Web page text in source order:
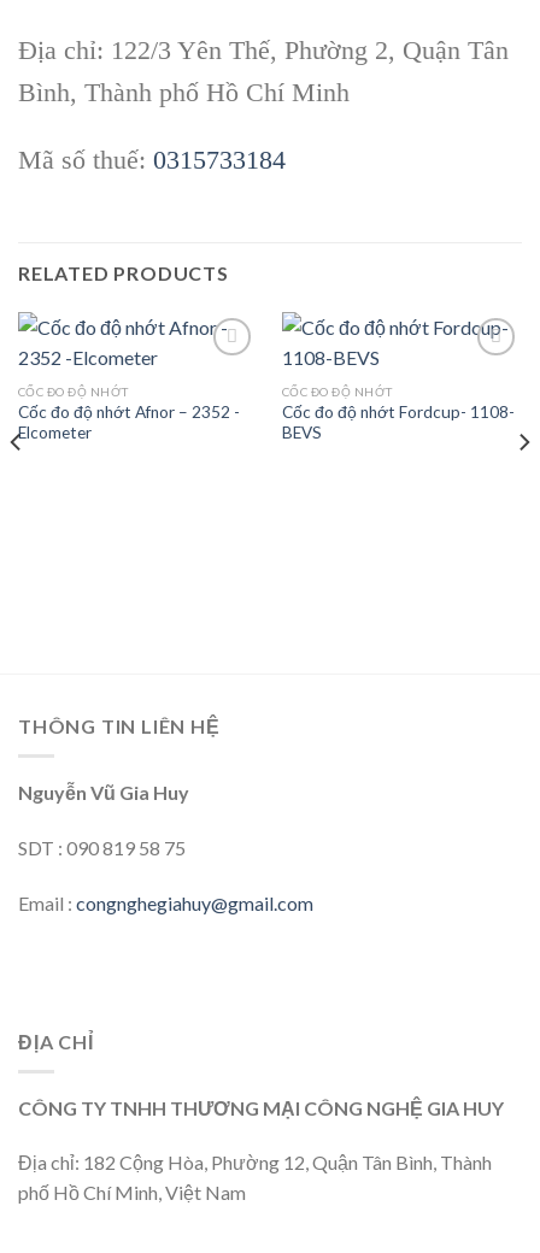
Địa chỉ: 122/3 Yên Thế, Phường 2, Quận Tân
Bình, Thành phố Hồ Chí Minh
Mã số thuế: 0315733184
RELATED PRODUCTS
Add to
CỐC ĐO ĐỘ NHỚT
Cốc đo độ nhớt Afnor – 2352 -
Elcometer
Add to
CỐC ĐO ĐỘ NHỚT
Cốc đo độ nhớt Fordcup- 1108-
BEVS
THÔNG TIN LIÊN HỆ
Nguyễn Vũ Gia Huy
SDT : 090 819 58 75
Email : congnghegiahuy@gmail.com
ĐỊA CHỈ
CÔNG TY TNHH THƯƠNG MẠI CÔNG NGHỆ GIA HUY
Địa chỉ: 182 Cộng Hòa, Phường 12, Quận Tân Bình, Thành
phố Hồ Chí Minh, Việt Nam